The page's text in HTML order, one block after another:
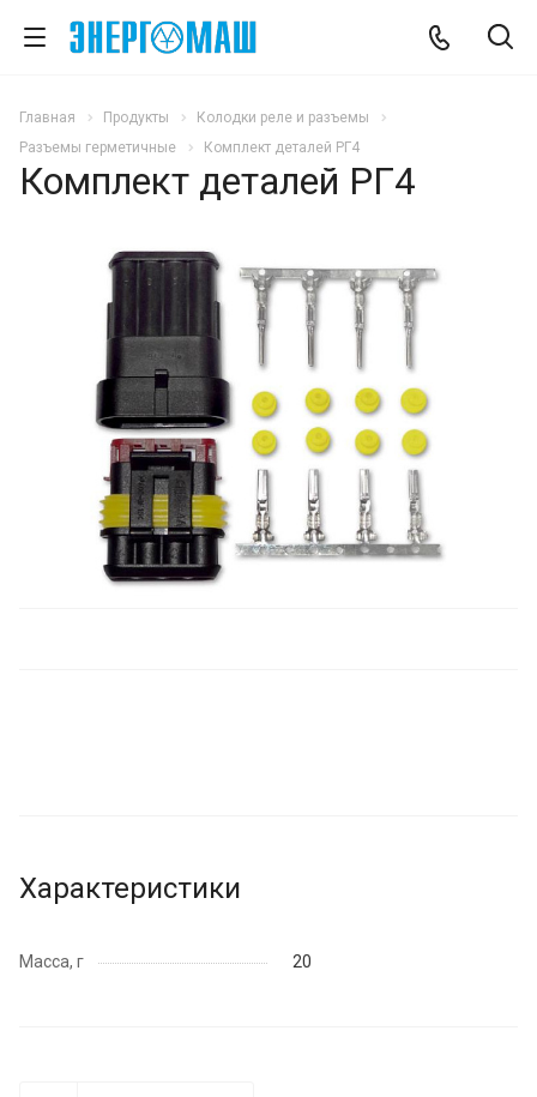
Главная Продукты
Колодки реле и разъемы
Разъемы герметичные
Комплект деталей РГ4
Комплект деталей РГ4
Характеристики
Масса, г 20